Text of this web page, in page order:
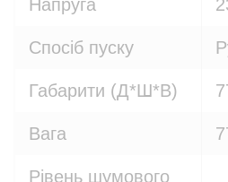
Напруга
Спосіб пуску
Габарити (Д*Ш*В)
Вага
Рівень шумового